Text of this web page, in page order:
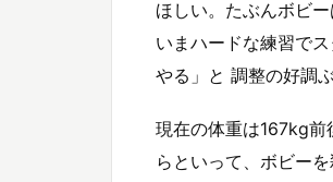
ほしい。たぶんボビ
いまハードな練習で
やる」と 調整の好調
現在の体重は167kg前
らといって、ボビー